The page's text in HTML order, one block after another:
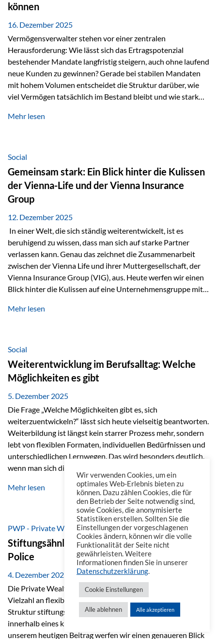
können
16. Dezember 2025
Vermögensverwalter stehen vor einer zentralen
Herausforderung: Wie lässt sich das Ertragspotenzial
bestehender Mandate langfristig steigern, auch ohne laufend
neue Kunden zu gewinnen? Gerade bei stabilen Mandaten
mit hohem Volumen entscheidet die Struktur darüber, wie
viel Vermögen tatsächlich im Bestand bleibt und wie stark
Beispiel verdeutlicht diese Wirkung besonders deutlich.
hinzukommen, spielt nicht nur die Rendite eine Rolle. Auch
steuerliche Effekte haben einen erheblichen Einfluss auf…
Mehr lesen
Social
Gemeinsam stark: Ein Blick hinter die Kulissen
der Vienna-Life und der Vienna Insurance
Group
12. Dezember 2025
In einer Welt, die sich ständig weiterentwickelt, ist es
beruhigend zu wissen, dass man sich auf starke Partner
verlassen kann. Genau das zeichnet die Zusammenarbeit
zwischen der Vienna Life und ihrer Muttergesellschaft, der
Vienna Insurance Group (VIG), aus. Heute werfen wir einen
Blick hinter die Kulissen auf eine Unternehmensgruppe mit
einem stabilen Fundament. Ein starkes Netzwerk in ganz
50 Versicherungsgesellschaften in insgesamt 30 Ländern
verbindet sie regionale Stärke mit internationaler
Kompetenz.
Mehr lesen
Social
Weiterentwicklung im Berufsalltag: Welche
Möglichkeiten es gibt
5. Dezember 2025
Die Frage „Welche Möglichkeiten gibt es, sich
weiterzuentwickeln?“ lässt sich heute vielseitig beantworten.
Weiterbildung ist längst kein starrer Prozess mehr, sondern
lebt von flexiblen Formaten, individuellen Bedürfnissen und
unterschiedlichen Lernwegen. Das wird besonders deutlich,
wenn man sich die Angebote ansieht, die im beruflichen
Umfeld zur Verfügung stehen. Online-Kurse als erster Schritt
Wenn es um Weiterbildung geht, denkt man häufig zuerst an
Online-Kurse. Eine Plattform, die dabei heraussticht, ist
Masterplan. Sie ist ähnlich aufgebaut wie eine Streaming-
Plattform und dadurch besonders einfach zu nutzen. Auf
Masterplan…
Mehr lesen
PWP - Private Wealth Police
Stiftungsähnliche Vorteile der Private Wealth
Police
4. Dezember 2025
Die Private Wealth Police (PWP) der Vienna-Life bietet eine
Vielzahl an flexiblen Gestaltungsmöglichkeiten, die in ihrer
Struktur stiftungsähnliche Vorteile schaffen und das
innerhalb eines klassischen Versicherungsrahmens. In
unserem heutigen Beitrag werfen wir einen genaueren Blick
Wir verwenden Cookies, um ein
optimales Web-Erlebnis bieten zu
können. Dazu zählen Cookies, die für
den Betrieb der Seite notwendig sind,
sowie Cookies, die anonymisierte
Statistiken erstellen. Sollten Sie die
Einstellungen der vorgeschlagenen
Cookies ändern, können wir die volle
Funktionalität der Seite nicht
gewährleisten. Weitere
Informationen finden Sie in unserer
Datenschutzerklärung.
Cookie Einstellungen
Alle ablehnen Alle akzeptieren